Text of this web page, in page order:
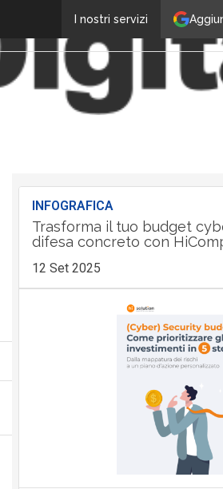
I nostri servizi
INFOGRAFICA
Trasforma il tuo budget
difesa concreto con
12 Set 2025